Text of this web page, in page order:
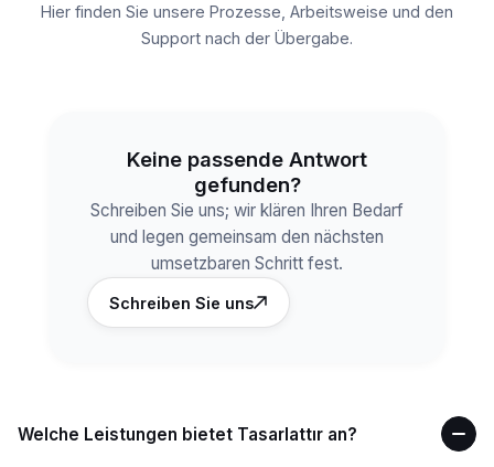
Hier finden Sie unsere Prozesse, Arbeitsweise und den
Support nach der Übergabe.
Keine passende Antwort
gefunden?
Schreiben Sie uns; wir klären Ihren Bedarf
und legen gemeinsam den nächsten
umsetzbaren Schritt fest.
Schreiben Sie uns
Welche Leistungen bietet Tasarlattır an?